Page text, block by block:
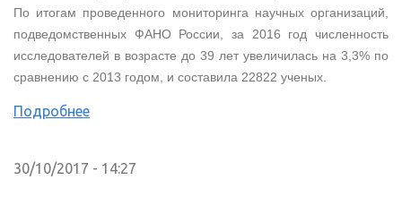
По итогам проведенного мониторинга научных организаций,
подведомственных ФАНО России, за 2016 год численность
исследователей в возрасте до 39 лет увеличилась на 3,3% по
сравнению с 2013 годом, и составила 22822 ученых.
Подробнее
30/10/2017 - 14:27